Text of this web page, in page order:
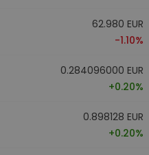
62.980 EUR
-1.10%
0.284096000 EUR
+0.20%
0.898128 EUR
+0.20%